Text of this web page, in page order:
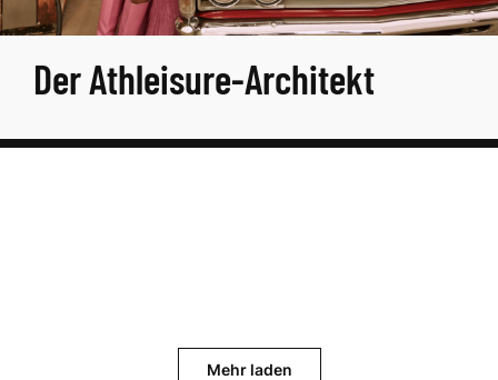
Der Athleisure-Architekt
Mehr laden